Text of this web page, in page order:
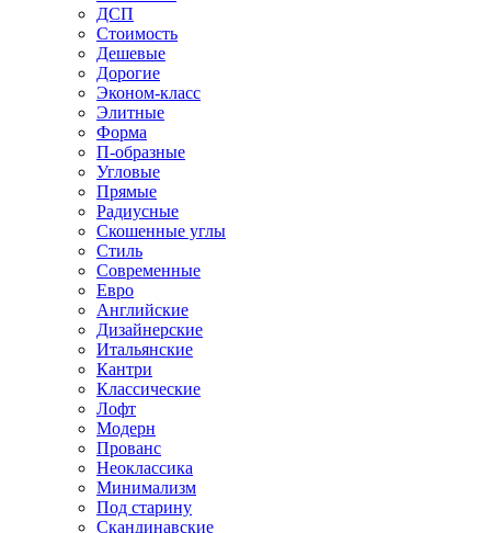
ДСП
Стоимость
Дешевые
Дорогие
Эконом-класс
Элитные
Форма
П-образные
Угловые
Прямые
Радиусные
Скошенные углы
Стиль
Современные
Евро
Английские
Дизайнерские
Итальянские
Кантри
Классические
Лофт
Модерн
Прованс
Неоклассика
Минимализм
Под старину
Скандинавские